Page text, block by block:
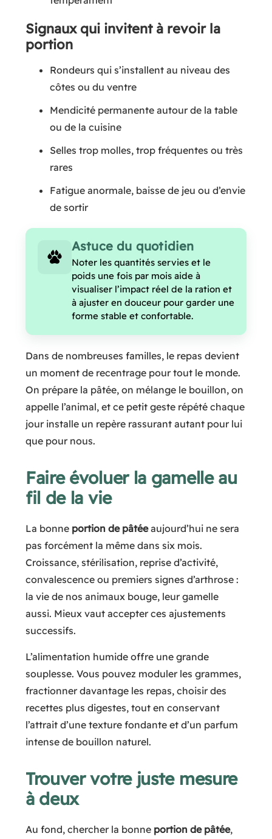
Signaux qui invitent à revoir la
portion
Rondeurs qui s’installent au niveau des
côtes ou du ventre
Mendicité permanente autour de la table
ou de la cuisine
Selles trop molles, trop fréquentes ou très
rares
Fatigue anormale, baisse de jeu ou d’envie
de sortir
Astuce du quotidien
Noter les quantités servies et le
poids une fois par mois aide à
visualiser l’impact réel de la ration et
à ajuster en douceur pour garder une
forme stable et confortable.
Dans de nombreuses familles, le repas devient
un moment de recentrage pour tout le monde.
On prépare la pâtée, on mélange le bouillon, on
appelle l’animal, et ce petit geste répété chaque
jour installe un repère rassurant autant pour lui
que pour nous.
Faire évoluer la gamelle au
fil de la vie
La bonne portion de pâtéeaujourd’hui ne sera
pas forcément la même dans six mois.
Croissance, stérilisation, reprise d’activité,
convalescence ou premiers signes d’arthrose :
la vie de nos animaux bouge, leur gamelle
aussi. Mieux vaut accepter ces ajustements
successifs.
L’alimentation humide offre une grande
souplesse. Vous pouvez moduler les grammes,
fractionner davantage les repas, choisir des
recettes plus digestes, tout en conservant
l’attrait d’une texture fondante et d’un parfum
intense de bouillon naturel.
Trouver votre juste mesure
à deux
Au fond, chercher la bonne portion de pâtée,